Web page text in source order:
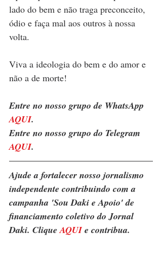
lado do bem e não traga preconceito,
ódio e faça mal aos outros à nossa
volta.
Viva a ideologia do bem e do amor e
não a de morte!
Entre no nosso grupo de WhatsApp
AQUI.
Entre no nosso grupo do Telegram
AQUI.
Ajude a fortalecer nosso jornalismo
independente contribuindo com a
campanha 'Sou Daki e Apoio' de
financiamento coletivo do Jornal
Daki. Clique AQUI e contribua.